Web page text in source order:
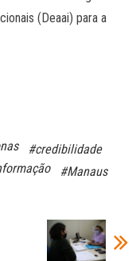
(Deaai) para a
#credibilidade
#Manaus